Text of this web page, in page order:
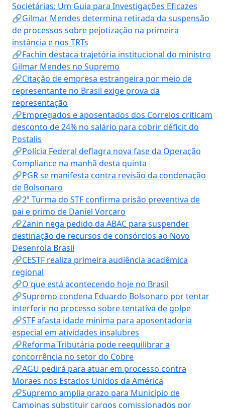
Societárias: Um Guia para Investigações Eficazes
🔗Gilmar Mendes determina retirada da suspensão
de processos sobre pejotização na primeira
instância e nos TRTs
🔗Fachin destaca trajetória institucional do ministro
Gilmar Mendes no Supremo
🔗Citação de empresa estrangeira por meio de
representante no Brasil exige prova da
representação
🔗Empregados e aposentados dos Correios criticam
desconto de 24% no salário para cobrir déficit do
Postalis
🔗Polícia Federal deflagra nova fase da Operação
Compliance na manhã desta quinta
🔗PGR se manifesta contra revisão da condenação
de Bolsonaro
🔗2ª Turma do STF confirma prisão preventiva de
pai e primo de Daniel Vorcaro
🔗Zanin nega pedido da ABAC para suspender
destinação de recursos de consórcios ao Novo
Desenrola Brasil
🔗CESTF realiza primeira audiência acadêmica
regional
🔗O que está acontecendo hoje no Brasil
🔗Supremo condena Eduardo Bolsonaro por tentar
interferir no processo sobre tentativa de golpe
🔗STF afasta idade mínima para aposentadoria
especial em atividades insalubres
🔗Reforma Tributária pode reequilibrar a
concorrência no setor do Cobre
🔗AGU pedirá para atuar em processo contra
Moraes nos Estados Unidos da América
🔗Supremo amplia prazo para Município de
Campinas substituir cargos comissionados por